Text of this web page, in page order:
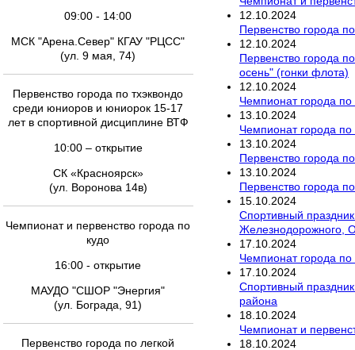
09:00 - 14:00
МСК "Арена.Север" КГАУ "РЦСС"
(ул. 9 мая, 74)
Первенство города по тхэквондо
среди юниоров и юниорок 15-17
лет в спортивной дисциплине ВТФ
10:00 – открытие
СК «Красноярск»
(ул. Воронова 14в)
Чемпионат и первенство города по
кудо
16:00 - открытие
МАУДО "СШОР "Энергия"
(ул. Бограда, 91)
Первенство города по легкой
12 10 2024
Первенство города
12 10 2024
Первенство города
осень" (гонки флота)
12 10 2024
Чемпионат города
13 10 2024
Чемпионат города
13 10 2024
Первенство города
13 10 2024
Первенство города
15 10 2024
Спортивный
Железнодорожного,
17 10 2024
Чемпионат города по
17 10 2024
Спортивный
района
18 10 2024
Чемпионат и
18 10 2024